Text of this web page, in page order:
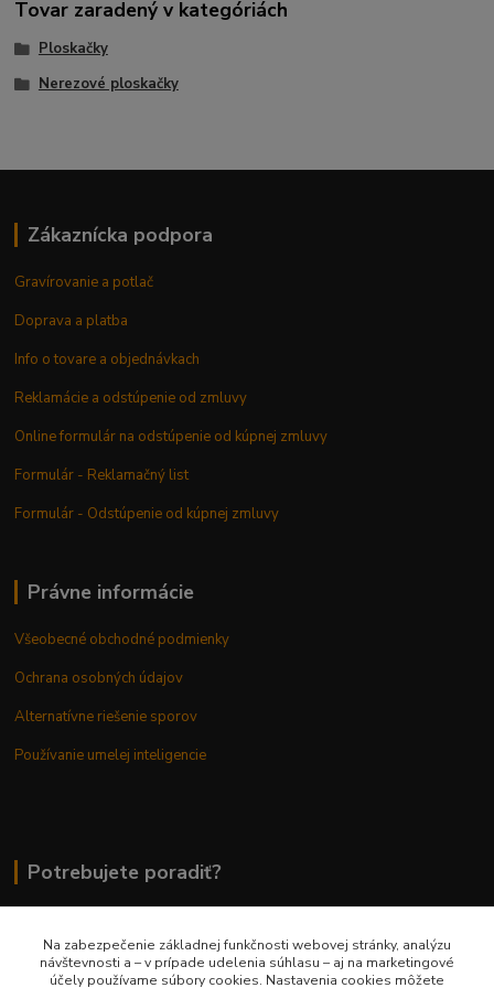
Tovar zaradený v kategóriách
Ploskačky
Nerezové ploskačky
Zákaznícka podpora
Gravírovanie a potlač
Doprava a platba
Info o tovare a objednávkach
Reklamácie a odstúpenie od zmluvy
Online formulár na odstúpenie od kúpnej zmluvy
Formulár - Reklamačný list
Formulár - Odstúpenie od kúpnej zmluvy
Právne informácie
Všeobecné obchodné podmienky
Ochrana osobných údajov
Alternatívne riešenie sporov
Používanie umelej inteligencie
Potrebujete poradiť?
0948 236 042
Na zabezpečenie základnej funkčnosti webovej stránky, analýzu
návštevnosti a – v prípade udelenia súhlasu – aj na marketingové
účely používame súbory cookies. Nastavenia cookies môžete